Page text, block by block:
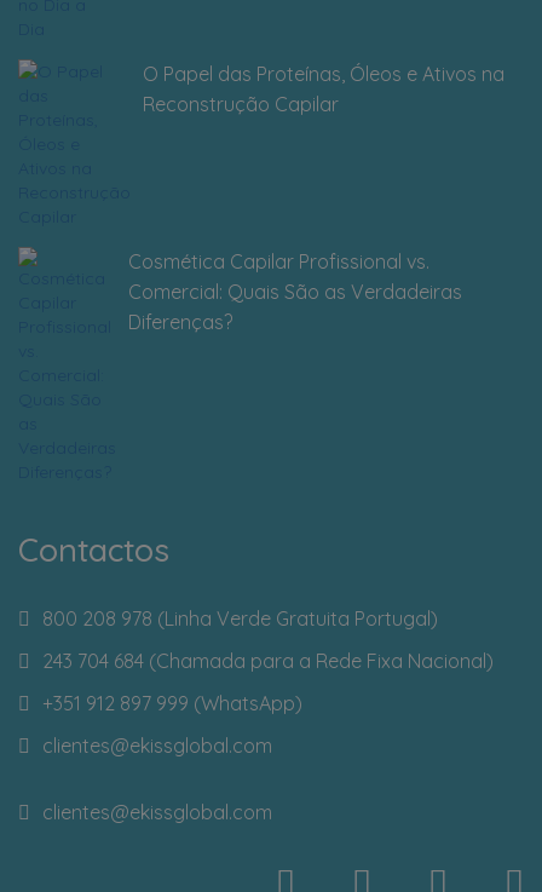
O Papel das Proteínas, Óleos e Ativos na
Reconstrução Capilar
Cosmética Capilar Profissional vs.
Comercial: Quais São as Verdadeiras
Diferenças?
Contactos
800 208 978 (Linha Verde Gratuita Portugal)
243 704 684 (Chamada para a Rede Fixa Nacional)
+351 912 897 999 (WhatsApp)
clientes@ekissglobal.com
clientes@ekissglobal.com